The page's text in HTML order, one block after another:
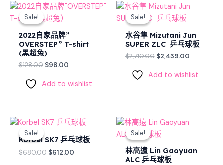
Sale!
Sale!
2022自家品牌”
OVERSTEP” T-shirt
(黑超兔)
$128.00
Original
price
was:
$128.00.
$98.00
Current
Add to wishlist
Sale!
Sale!
水谷隼 Mizutani Jun
SUPER ZLC 乒乓球板
$2,710.00
Original
price
was:
$2,710.00.
$2,439.00
Current
Add to wishlist
Sale!
Sale!
Korbel SK7 乒乓球板
$680.00
Original
was:
$680.00.
$612.00
Current
is:
$612.00.
Sale!
Sale!
林高遠 Lin Gaoyuan
ALC 乒乓球板
Original
price
was:
Current